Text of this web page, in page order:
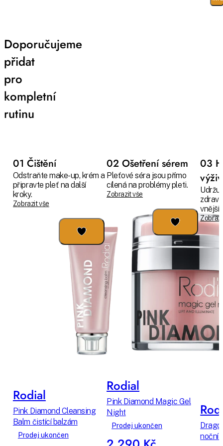
Doporučujeme
přidat
pro
kompletní
rutinu
01 Čištění
Odstraňte make-up, krém a
připravte pleť na další
kroky.
Zobrazit vše
Rodial
Pink Diamond Cleansing
Balm čistící balzám
Prodej ukončen
02 Ošetření sérem
Pleťové séra jsou přímo
cílená na problémy pleti.
Zobrazit vše
Rodial
Pink Diamond Magic Gel
Night
Prodej ukončen
03
noční